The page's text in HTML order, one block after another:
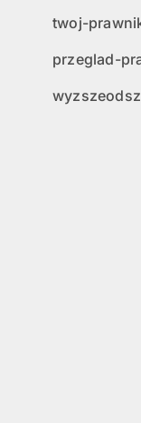
twoj-
przeglad-